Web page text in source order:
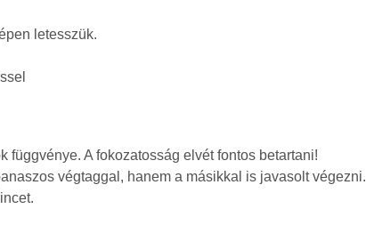
letesszük.
A fokozatosság elvét fontos betartani!
végtaggal, hanem a másikkal is javasolt végezni.